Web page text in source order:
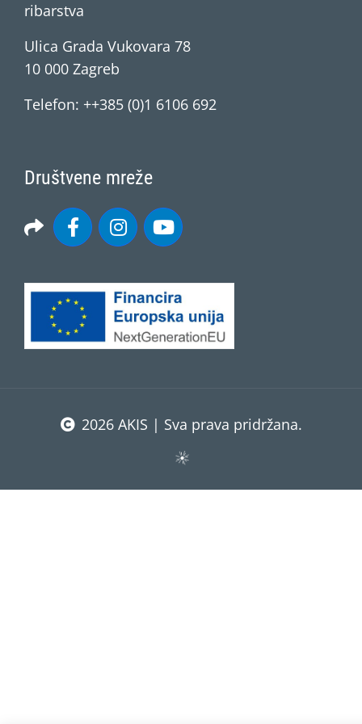
ribarstva
Ulica Grada Vukovara 78
10 000 Zagreb
Telefon: ++385 (0)1 6106 692
Društvene mreže
2026 AKIS | Sva prava pridržana.